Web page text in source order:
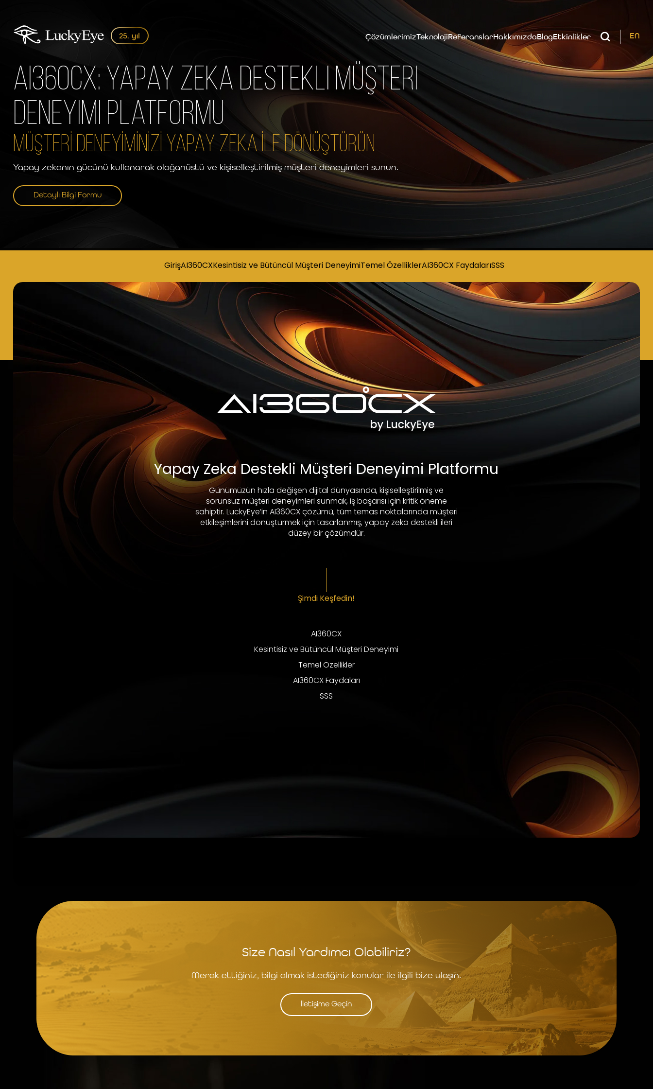
ÇözümlerimizTeknolojiReferanslarHakkımızdaBlogEtkinlikler EN
AI360CX: Yapay Zeka Destekli Müşteri
Deneyimi Platformu
MÜŞTERİ DENEYİMİNİZİ YAPAY ZEKA İLE DÖNÜŞTÜRÜN
Yapay zekanın gücünü kullanarak olağanüstü ve kişiselleştirilmiş müşteri deneyimleri sunun.
Detaylı Bilgi Formu
GirişAI360CXKesintisiz ve Bütüncül Müşteri DeneyimiTemel ÖzelliklerAI360CX FaydalarıSSS
Yapay Zeka Destekli Müşteri Deneyimi Platformu
Günümüzün hızla değişen dijital dünyasında, kişiselleştirilmiş ve
sorunsuz müşteri deneyimleri sunmak, iş başarısı için kritik öneme
sahiptir. LuckyEye’in AI360CX çözümü, tüm temas noktalarında müşteri
etkileşimlerini dönüştürmek için tasarlanmış, yapay zeka destekli ileri
düzey bir çözümdür.
Şimdi Keşfedin!
AI360CX
Kesintisiz ve Bütüncül Müşteri Deneyimi
Temel Özellikler
AI360CX Faydaları
SSS
Size Nasıl Yardımcı Olabiliriz?
Merak ettiğiniz, bilgi almak istediğiniz konular ile ilgili bize ulaşın.
İletişime Geçin